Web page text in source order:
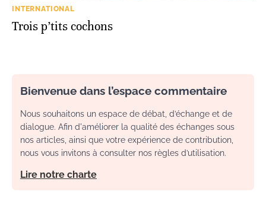
INTERNATIONAL
Trois p’tits cochons
Bienvenue dans l’espace commentaire
Nous souhaitons un espace de débat, d’échange et de
dialogue. Afin d'améliorer la qualité des échanges sous
nos articles, ainsi que votre expérience de contribution,
nous vous invitons à consulter nos règles d’utilisation.
Lire notre charte